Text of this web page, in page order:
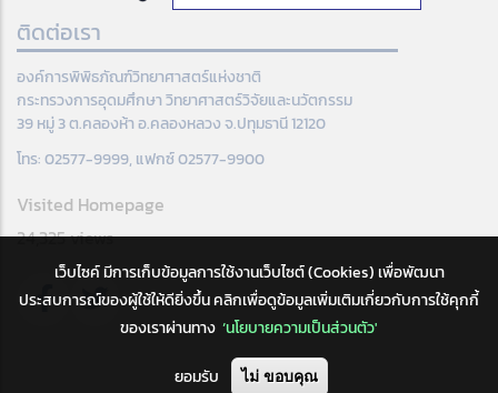
ติดต่อเรา
องค์การพิพิธภัณฑ์วิทยาศาสตร์แห่งชาติ
กระทรวงการอุดมศึกษา วิทยาศาสตร์วิจัยและนวัตกรรม
39 หมู่ 3 ต.คลองห้า อ.คลองหลวง จ.ปทุมธานี 12120
โทร: 02577-9999, แฟกซ์ 02577-9900
Visited Homepage
24,325 views
เว็บไซค์ มีการเก็บข้อมูลการใช้งานเว็บไซต์ (Cookies) เพื่อพัฒนา
ประสบการณ์ของผู้ใช้ให้ดียิ่งขึ้น คลิกเพื่อดูข้อมูลเพิ่มเติมเกี่ยวกับการใช้คุกกี้
ของเราผ่านทาง ‘นโยบายความเป็นส่วนตัว'
ยอมรับ ไม่ ขอบคุณ